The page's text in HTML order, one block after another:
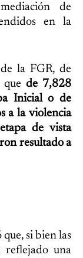
de
en la
la FGR, de
de 7,828
Inicial o de
a la violencia
de vista
resultado a
si bien las
reflejado una